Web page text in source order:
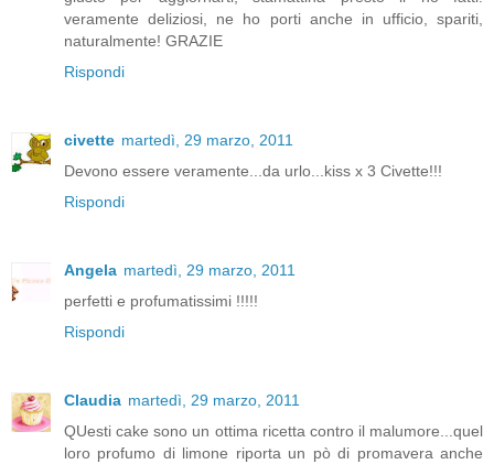
veramente deliziosi, ne ho porti anche in ufficio, spariti,
naturalmente! GRAZIE
Rispondi
civette martedì, 29 marzo, 2011
Devono essere veramente...da urlo...kiss x 3 Civette!!!
Rispondi
Angela martedì, 29 marzo, 2011
perfetti e profumatissimi !!!!!
Rispondi
Claudia martedì, 29 marzo, 2011
QUesti cake sono un ottima ricetta contro il malumore...quel
loro profumo di limone riporta un pò di promavera anche